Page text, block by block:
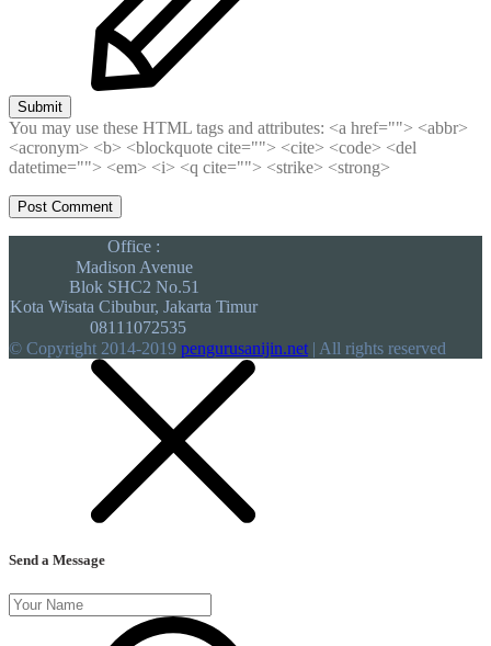
Submit
You may use these HTML tags and attributes: <a href=""> <abbr>
<acronym> <b> <blockquote cite=""> <cite> <code> <del
datetime=""> <em> <i> <q cite=""> <strike> <strong>
Office :
Madison Avenue
Blok SHC2 No.51
Kota Wisata Cibubur, Jakarta Timur
08111072535
© Copyright 2014-2019 pengurusanijin.net | All rights reserved
Send a Message